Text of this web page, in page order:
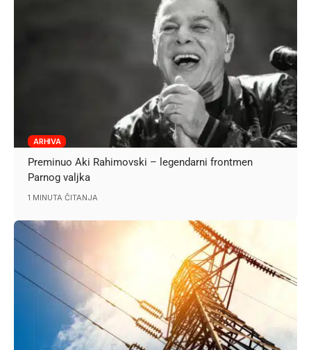
ARHIVA
Preminuo Aki Rahimovski – legendarni frontmen
Parnog valjka
1 MINUTA ČITANJA